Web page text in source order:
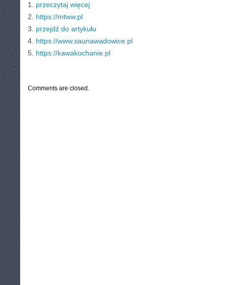
1. przeczytaj więcej
2. https://mtww.pl
3. przejdź do artykułu
4. https://www.saunawadowice.pl
5. https://kawakochanie.pl
Comments are closed.